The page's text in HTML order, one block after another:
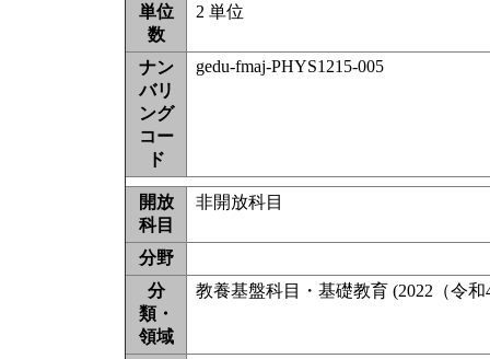
単位
数
2 単位
ナン
バリ
ング
コー
ド
gedu-fmaj-PHYS1215-005
開放
科目
非開放科目
分野
分
類・
領域
教養基盤科目・基礎教育 (2022（令